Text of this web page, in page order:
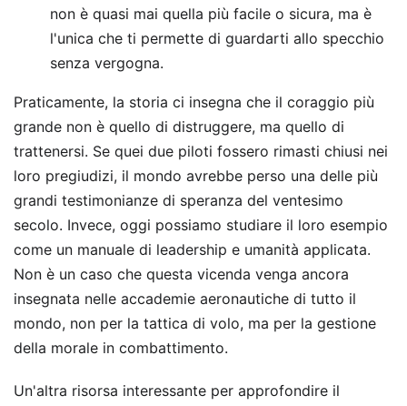
non è quasi mai quella più facile o sicura, ma è
l'unica che ti permette di guardarti allo specchio
senza vergogna.
Praticamente, la storia ci insegna che il coraggio più
grande non è quello di distruggere, ma quello di
trattenersi. Se quei due piloti fossero rimasti chiusi nei
loro pregiudizi, il mondo avrebbe perso una delle più
grandi testimonianze di speranza del ventesimo
secolo. Invece, oggi possiamo studiare il loro esempio
come un manuale di leadership e umanità applicata.
Non è un caso che questa vicenda venga ancora
insegnata nelle accademie aeronautiche di tutto il
mondo, non per la tattica di volo, ma per la gestione
della morale in combattimento.
Un'altra risorsa interessante per approfondire il